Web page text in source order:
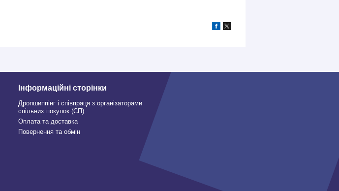
Інформаційні сторінки
Дропшиппінг і співпраця з організаторами
спільних покупок (СП)
Оплата та доставка
Повернення та обмін